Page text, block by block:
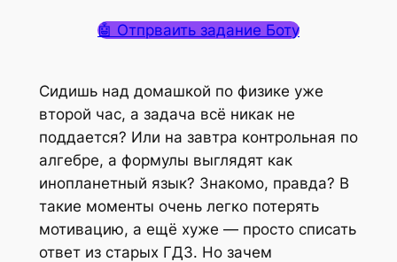
🤖 Отпрваить задание Боту
Сидишь над домашкой по физике уже
второй час, а задача всё никак не
поддается? Или на завтра контрольная по
алгебре, а формулы выглядят как
инопланетный язык? Знакомо, правда? В
такие моменты очень легко потерять
мотивацию, а ещё хуже — просто списать
ответ из старых ГДЗ. Но зачем